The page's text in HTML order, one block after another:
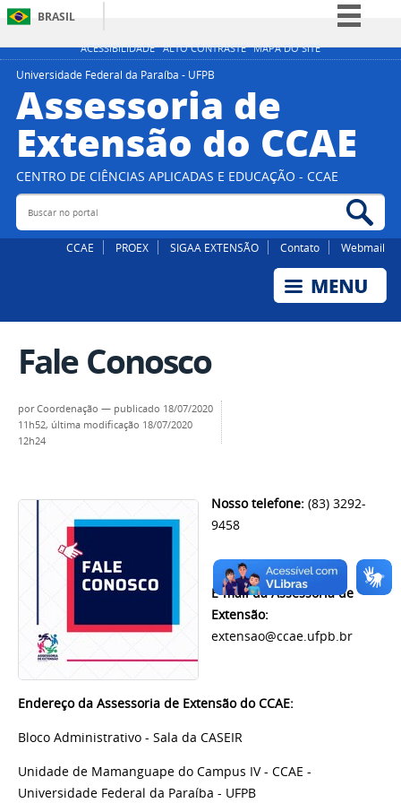
ACESSIBILIDADE ALTO CONTRASTE MAPA DO SITE
BRASIL
Simplifique!
Participe
Acesso à informação
Legislação
Canais
Universidade Federal da Paraíba - UFPB
Assessoria de
Extensão do CCAE
CENTRO DE CIÊNCIAS APLICADAS E EDUCAÇÃO - CCAE
Buscar no portal
CCAE PROEX SIGAA EXTENSÃO Contato Webmail
Fale Conosco
porCoordenação — publicado 18/07/2020
11h52, última modificação 18/07/2020
12h24
Nosso telefone:(83) 3292-
9458
E-mail da Assessoria de
Extensão:
extensao@ccae.ufpb.br
Endereço da Assessoria de Extensão do CCAE:
Bloco Administrativo - Sala da CASEIR
Unidade de Mamanguape do Campus IV - CCAE -
Universidade Federal da Paraíba - UFPB